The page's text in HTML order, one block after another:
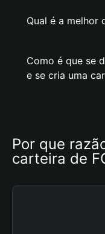
Qual é a melhor
Como é que se
e se cria uma
Por que
carteira de